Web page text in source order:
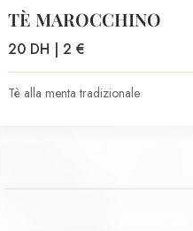
TÈ MAROCCHINO
20 DH | 2 €
Tè alla menta tradizionale